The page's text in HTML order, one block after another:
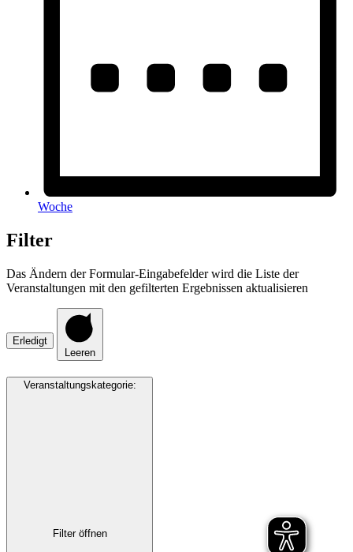
Woche
Filter
Das Ändern der Formular-Eingabefelder wird die Liste der
Veranstaltungen mit den gefilterten Ergebnissen aktualisieren
Erledigt
Leeren
Veranstaltungskategorie:
Filter öffnen